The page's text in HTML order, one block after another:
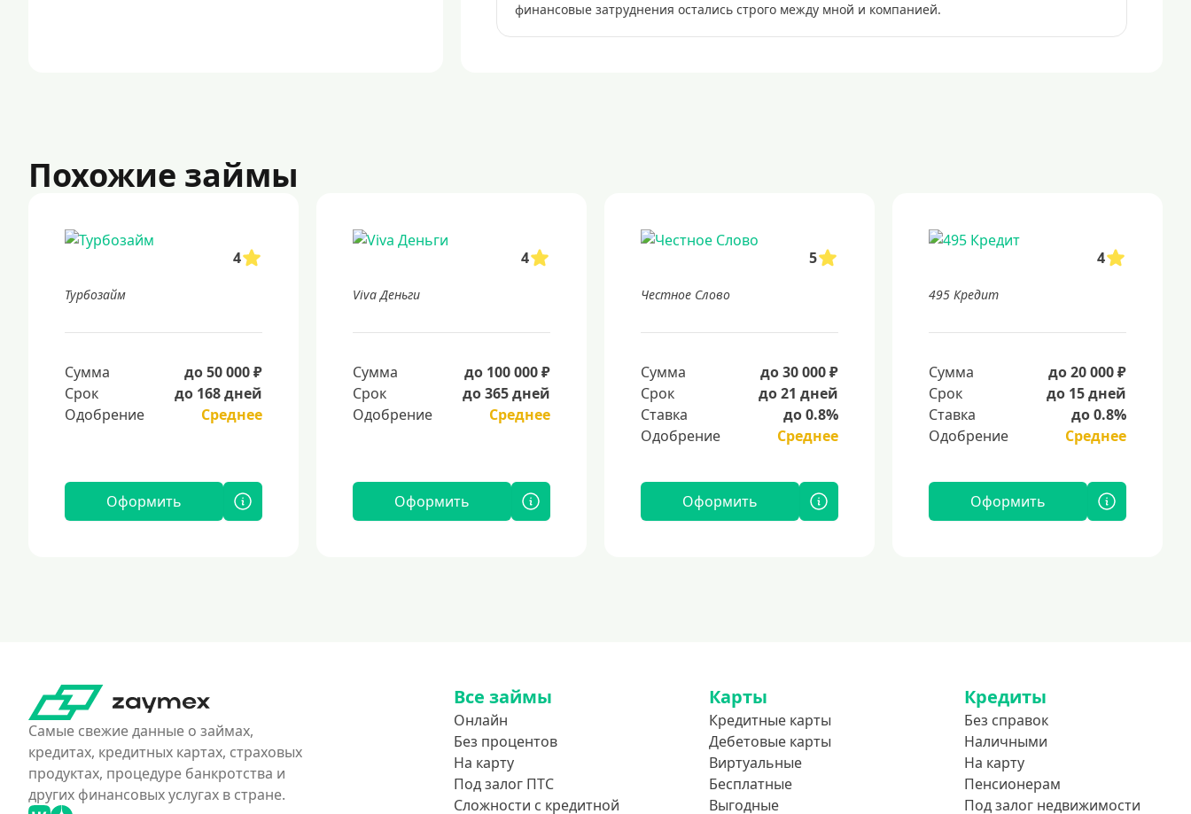
финансовые затруднения остались строго между мной и компанией.
Похожие займы
4
Турбозайм
Сумма
до 50 000 ₽
Срок
до 168 дней
Одобрение
Среднее
Оформить
4
Viva Деньги
Сумма
до 100 000 ₽
Срок
до 365 дней
Одобрение
Среднее
Оформить
5
Честное Слово
Сумма
до 30 000 ₽
Срок
до 21 дней
Ставка
до 0.8%
Одобрение
Среднее
Оформить
4
495 Кредит
Сумма
до 20 000 ₽
Срок
до 15 дней
Ставка
до 0.8%
Одобрение
Среднее
Оформить
Самые свежие данные о займах,
кредитах, кредитных картах, страховых
продуктах, процедуре банкротства и
других финансовых услугах в стране.
Все займы
Онлайн
Без процентов
На карту
Под залог ПТС
Сложности с кредитной
Карты
Кредитные карты
Дебетовые карты
Виртуальные
Бесплатные
Выгодные
Кредиты
Без справок
Наличными
На карту
Пенсионерам
Под залог недвижимости